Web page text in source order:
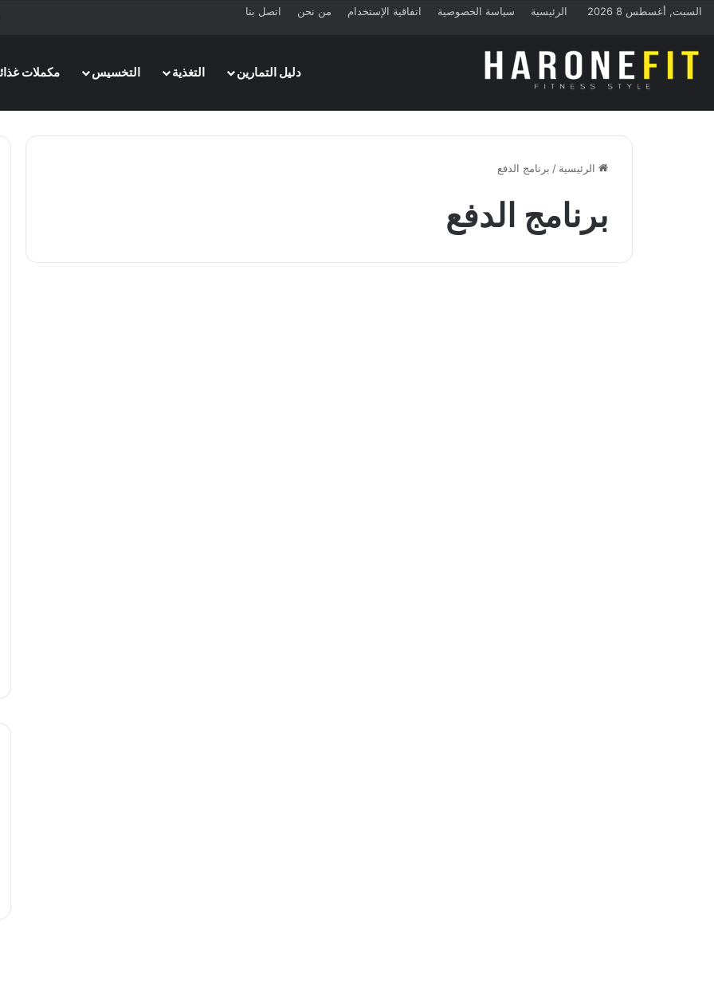
السبت, أغسطس 8 2026 الرئيسية سياسة الخصوصية اتفاقية الإستخدام من نحن اتصل بنا
دليل التمارين
التغذية التخسيس مكملات
الرئيسية / برنامج الدفع
برنامج الدفع